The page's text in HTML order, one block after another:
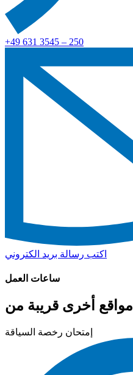
+49 631 3545 – 250
اكتب رسالة بريد الكتروني
ساعات العمل
مواقع أخرى قريبة من
إمتحان رخصة السياقة